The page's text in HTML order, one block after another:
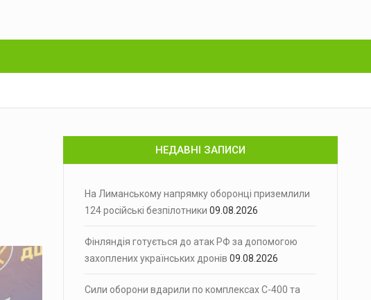
НЕДАВНІ ЗАПИСИ
На Лиманському напрямку оборонці приземлили
124 російські безпілотники 09.08.2026
Фінляндія готується до атак РФ за допомогою
захоплених українських дронів 09.08.2026
Сили оборони вдарили по комплексах С-400 та